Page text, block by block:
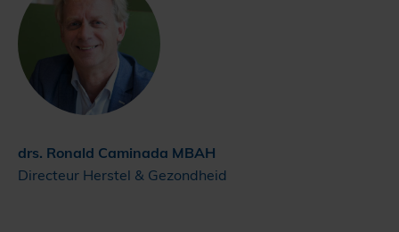
drs. Ronald Caminada MBAH
Directeur Herstel & Gezondheid